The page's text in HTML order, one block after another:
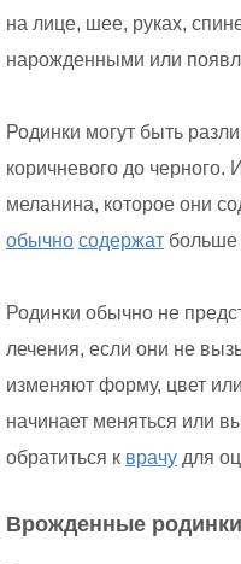
на лице, шее, руках,
нарожденными или
Родинки могут быть
коричневого до черного.
меланина, которое они
обычно содержат больше
Родинки обычно не
лечения, если они не
изменяют форму, цвет
начинает меняться или
обратиться к врачу для
Врожденные родинки